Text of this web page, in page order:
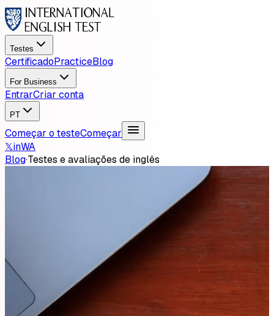
Testes
CertificadoPracticeBlog
For Business
EntrarCriar conta
PT
Começar o testeComeçar
𝕏inWA
Blog·Testes e avaliações de inglês